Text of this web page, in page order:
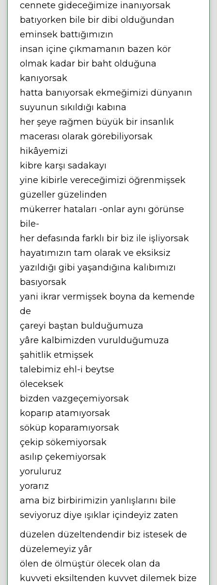
cennete gideceğimize inanıyorsak
batıyorken bile bir dibi olduğundan
eminsek battığımızın
insan içine çıkmamanın bazen kör
olmak kadar bir baht olduğuna
kanıyorsak
hatta banıyorsak ekmeğimizi dünyanın
suyunun sıkıldığı kabına
her şeye rağmen büyük bir insanlık
macerası olarak görebiliyorsak
hikâyemizi
kibre karşı sadakayı
yine kibirle vereceğimizi öğrenmişsek
güzeller güzelinden
mükerrer hataları -onlar aynı görünse
bile-
her defasında farklı bir biz ile işliyorsak
hayatımızın tam olarak ve eksiksiz
yazıldığı gibi yaşandığına kalıbımızı
basıyorsak
yani ikrar vermişsek boyna da kemende
de
çareyi baştan bulduğumuza
yâre kalbimizden vurulduğumuza
şahitlik etmişsek
talebimiz ehl-i beytse
öleceksek
bizden vazgeçemiyorsak
koparıp atamıyorsak
söküp koparamıyorsak
çekip sökemiyorsak
asılıp çekemiyorsak
yoruluruz
yorarız
ama biz birbirimizin yanlışlarını bile
seviyoruz diye ışıklar içindeyiz zaten
düzelen düzeltendendir biz istesek de
düzelemeyiz yâr
ölen de ölmüştür ölecek olan da
kuvveti eksiltenden kuvvet dilemek bize